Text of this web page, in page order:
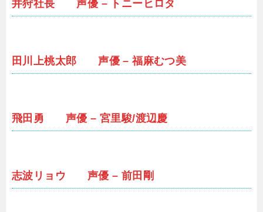
井狩社長 声優 – トニーヒロタ
田川上桃太郎 声優 – 福麻むつ美
飛田勇 声優 – 宮里駿/渡辺慶
志波リョウ 声優 – 前田剛